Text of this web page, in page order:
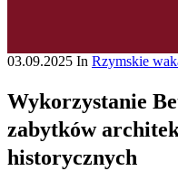
03.09.2025 In Rzymskie
Wykorzystanie
zabytków
historycznych